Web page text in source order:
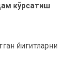
кўрсатиш
йигитларни